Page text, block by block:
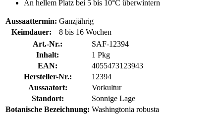
An hellem Platz bei 5 bis 10°C überwintern
Aussaattermin: Ganzjährig
Keimdauer:
8 bis 16 Wochen
Art.-Nr.:
SAF-12394
Inhalt:
1 Pkg
EAN:
4055473123943
Hersteller-Nr.:
12394
Aussaatort:
Vorkultur
Standort:
Sonnige Lage
Botanische Bezeichnung: Washingtonia robusta